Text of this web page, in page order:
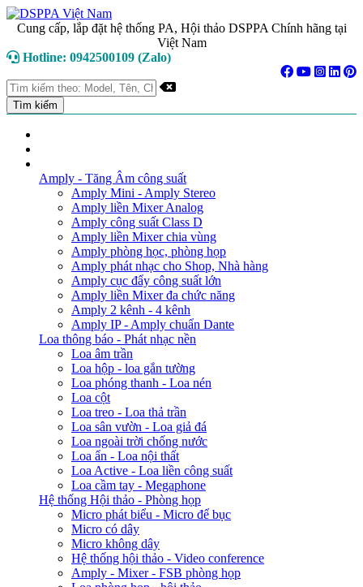
Cung cấp, lắp đặt hệ thống PA, Hội thảo DSPPA Chính hãng tại
Việt Nam
Hotline: 0942500109 (Zalo)
Amply - Tăng Âm công suất
Amply Mini - Amply Stereo
Amply liền Mixer Analog
Amply công suất Class D
Amply liền Mixer chia vùng
Amply phòng học, phòng họp
Amply phát nhạc cho Shop, Nhà hàng
Amply cục đẩy công suất lớn
Amply liền Mixer đa chức năng
Amply 2 kênh - 4 kênh
Amply IP - Amply chuẩn Dante
Loa thông báo - Phát nhạc nền
Loa âm trần
Loa hộp - loa gắn tường
Loa phóng thanh - Loa nén
Loa cột
Loa treo - Loa thả trần
Loa sân vườn - Loa giả đá
Loa ngoài trời chống nước
Loa ẩn - Loa nội thất
Loa Active - Loa liền công suất
Loa cầm tay - Megaphone
Hệ thống Hội thảo - Phòng họp
Micro phát biểu - Micro để bục
Micro có dây
Micro không dây
Hệ thống hội thảo - Video conference
Amply - Mixer - FSB phòng họp